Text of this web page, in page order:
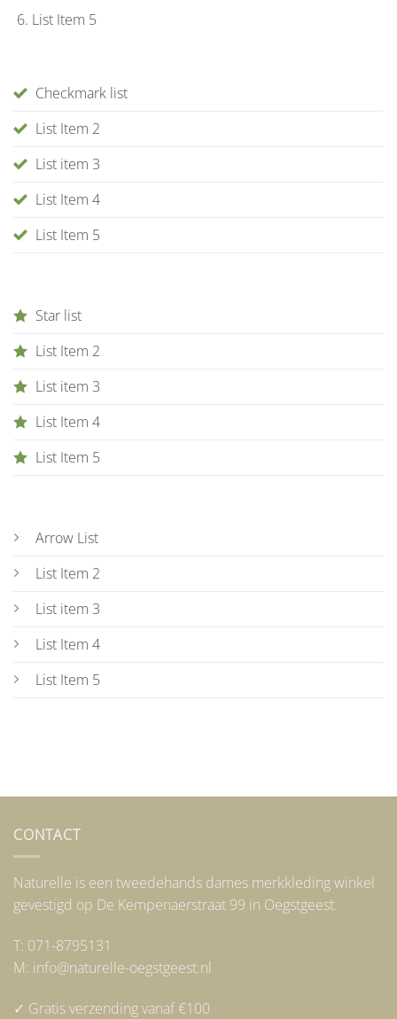
List Item 5
Checkmark list
List Item 2
List item 3
List Item 4
List Item 5
Star list
List Item 2
List item 3
List Item 4
List Item 5
Arrow List
List Item 2
List item 3
List Item 4
List Item 5
CONTACT
Naturelle is een tweedehands dames merkkleding winkel
gevestigd op De Kempenaerstraat 99 in Oegstgeest.
T: 071-8795131
M: info@naturelle-oegstgeest.nl
✓ Gratis verzending vanaf €100